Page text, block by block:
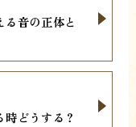
音の正体と
どうする？